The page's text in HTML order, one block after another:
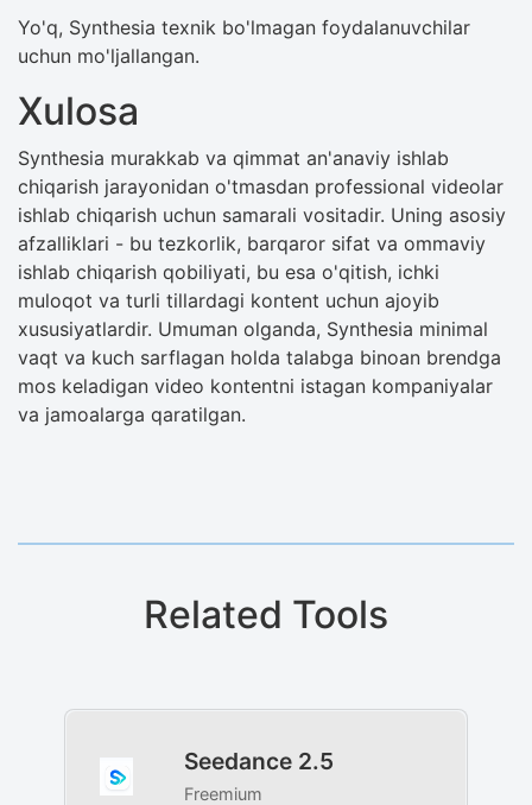
Yo'q, Synthesia texnik bo'lmagan foydalanuvchilar
uchun mo'ljallangan.
Xulosa
Synthesia murakkab va qimmat an'anaviy ishlab
chiqarish jarayonidan o'tmasdan professional videolar
ishlab chiqarish uchun samarali vositadir. Uning asosiy
afzalliklari - bu tezkorlik, barqaror sifat va ommaviy
ishlab chiqarish qobiliyati, bu esa o'qitish, ichki
muloqot va turli tillardagi kontent uchun ajoyib
xususiyatlardir. Umuman olganda, Synthesia minimal
vaqt va kuch sarflagan holda talabga binoan brendga
mos keladigan video kontentni istagan kompaniyalar
va jamoalarga qaratilgan.
Related Tools
Seedance 2.5
Freemium